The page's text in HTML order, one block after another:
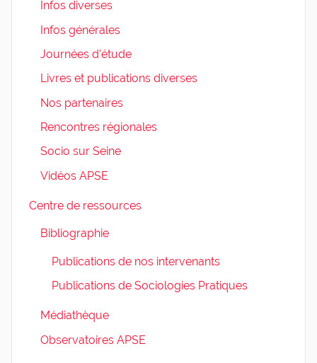
Infos diverses
Infos générales
Journées d'étude
Livres et publications diverses
Nos partenaires
Rencontres régionales
Socio sur Seine
Vidéos APSE
Centre de ressources
Bibliographie
Publications de nos intervenants
Publications de Sociologies Pratiques
Médiathèque
Observatoires APSE